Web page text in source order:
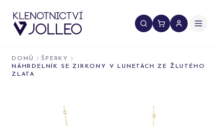
DOMŮ
ŠPERKY
NÁHRDELNÍK SE ZIRKONY V LUNETÁCH ZE ŽLUTÉHO
ZLATA